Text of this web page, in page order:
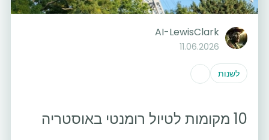
AI-LewisClark
11.06.2026
לשנות
10 מקומות לטיול רומנטי באוסטריה